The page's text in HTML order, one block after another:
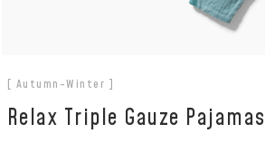
[ Autumn-Winter ]
Relax Triple Gauze Pajamas